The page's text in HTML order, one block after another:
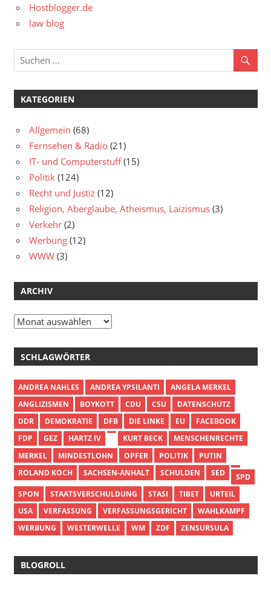
Hostblogger.de
law blog
KATEGORIEN
Allgemein (68)
Fernsehen & Radio (21)
IT- und Computerstuff(15)
Politik (124)
Recht und Justiz (12)
Religion, Aberglaube, Atheismus, Laizismus (3)
Verkehr (2)
Werbung (12)
WWW (3)
ARCHIV
Archiv
SCHLAGWÖRTER
ANDREA NAHLES ANDREA YPSILANTI
ANGELA MERKEL
ANGLIZISMEN
BOYKOTT CDU CSU
DATENSCHUTZ
DDR
DEMOKRATIE DFB DIE LINKE EU
FACEBOOK
FDP
GEZ HARTZ IV KURT BECK
MENSCHENRECHTE
MERKEL
MINDESTLOHN OPFER POLITIK
PUTIN
ROLAND KOCH
SACHSEN-ANHALT SCHULDEN SED
SPD
SPON
STAATSVERSCHULDUNG STASI TIBET
URTEIL
USA
VERFASSUNG VERFASSUNGSGERICHT
WAHLKAMPF
WERBUNG
WESTERWELLE WM ZDF ZENSURSULA
BLOGROLL